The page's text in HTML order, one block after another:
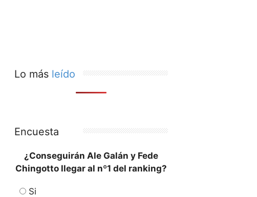
Lo más leído
Encuesta
¿Conseguirán Ale Galán y Fede
Chingotto llegar al nº1 del ranking?
Si